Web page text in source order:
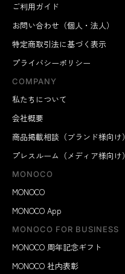
ご利用ガイド
お問い合わせ（個人・法人）
特定商取引法に基づく表示
プライバシーポリシー
COMPANY
私たちについて
会社概要
商品掲載相談（ブランド様向け）
プレスルーム（メディア様向け）
MONOCO
MONOCO
MONOCO App
MONOCO FOR BUSINESS
MONOCO 周年記念ギフト
MONOCO 社内表彰